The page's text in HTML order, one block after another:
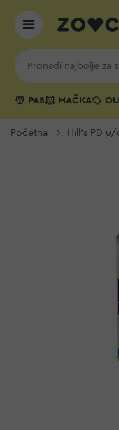
PAS MAČKA
Početna Hill's PD